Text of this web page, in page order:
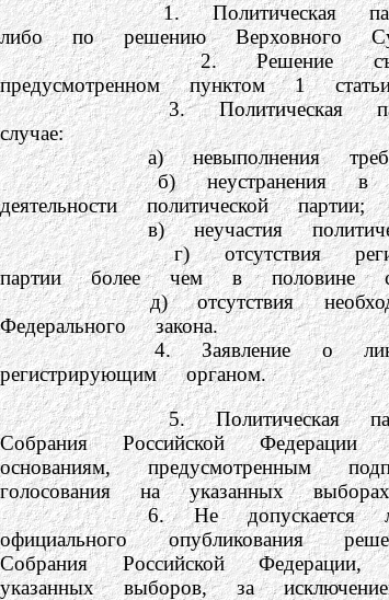
1. Политическая партия
либо по решению Верховного
2. Решение съезда
предусмотренном пунктом 1
3. Политическая партия
случае:
а) невыполнения
б) неустранения в
деятельности политической партии;
в) неучастия политической
г) отсутствия
партии более чем в половине
д) отсутствия необходимого
Федерального закона.
4. Заявление о ликвидации
регистрирующим органом.
5. Политическая партия,
Собрания Российской
основаниям,
голосования на указанных
6. Не допускается
официального опубликования
Собрания Российской
указанных выборов, за